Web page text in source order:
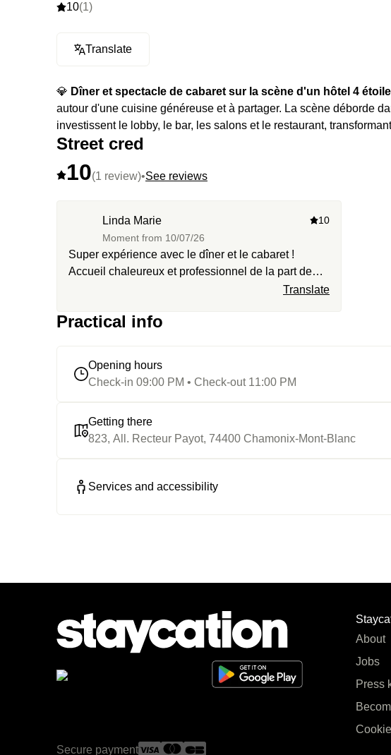
10(1)
Translate
💎 Dîner et spectacle de cabaret sur la scène d'un hôtel 4
autour d'une cuisine généreuse et à partager. La scène déborde
investissent le lobby, le bar, les salons et le restaurant,
Street cred
10(1 review)•See reviews
Linda Marie
Moment from 10/07/26
10
Super expérience avec le dîner et le cabaret !
Accueil chaleureux et professionnel de la part de
d’option veggie dans la composition du menu…
Translate
Practical info
Opening hours
Check-in 09:00 PM • Check-out 11:00 PM
Getting there
823, All. Recteur Payot, 74400 Chamonix-Mont-Blanc
Services and accessibility
About
Jobs
Press
Secure payment